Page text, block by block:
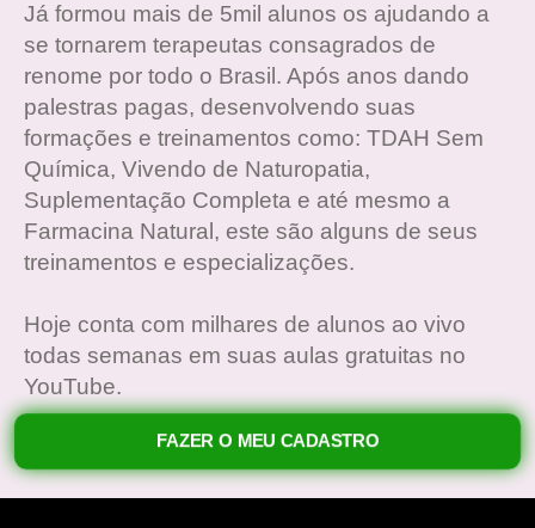
Já formou mais de 5mil alunos os ajudando a
se tornarem terapeutas consagrados de
renome por todo o Brasil. Após anos dando
palestras pagas, desenvolvendo suas
formações e treinamentos como: TDAH Sem
Química, Vivendo de Naturopatia,
Suplementação Completa e até mesmo a
Farmacina Natural, este são alguns de seus
treinamentos e especializações.
Hoje conta com milhares de alunos ao vivo
todas semanas em suas aulas gratuitas no
YouTube.
FAZER O MEU CADASTRO